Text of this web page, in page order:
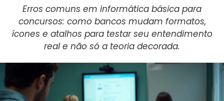
Erros comuns em informática básica para
concursos: como bancos mudam formatos,
ícones e atalhos para testar seu entendimento
real e não só a teoria decorada.